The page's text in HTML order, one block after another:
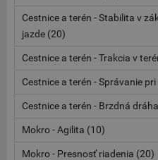
Cestnice a terén - Stabilita v
jazde (20)
Cestnice a terén - Trakcia v
Cestnice a terén - Správanie
Cestnice a terén - Brzdná
Mokro - Agilita (10)
Mokro - Presnosť riadenia (20)